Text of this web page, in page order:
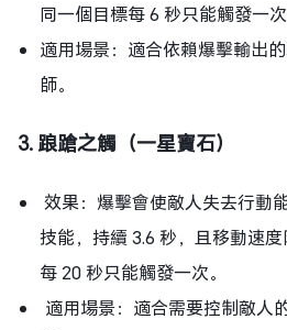
同一個目標每 6 秒只能觸發一次
適用場景：適合依賴爆擊輸出
師。
3. 踉蹌之觸（一星寶石）
效果：爆擊會使敵人失去行動
技能，持續 3.6 秒，且移動速
每 20 秒只能觸發一次。
適用場景：適合需要控制敵人